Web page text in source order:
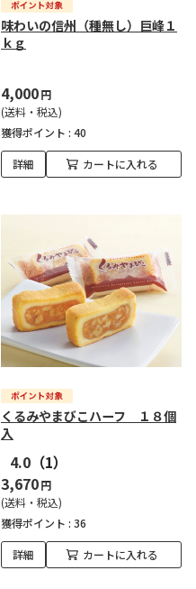
味わいの信州（種無し）巨峰１
ｋｇ
4,000円
(送料・税込)
獲得ポイント : 40
詳細 カートに入れる
くるみやまびこハーフ １８個
入
4.0 （1）
3,670円
(送料・税込)
獲得ポイント : 36
詳細 カートに入れる